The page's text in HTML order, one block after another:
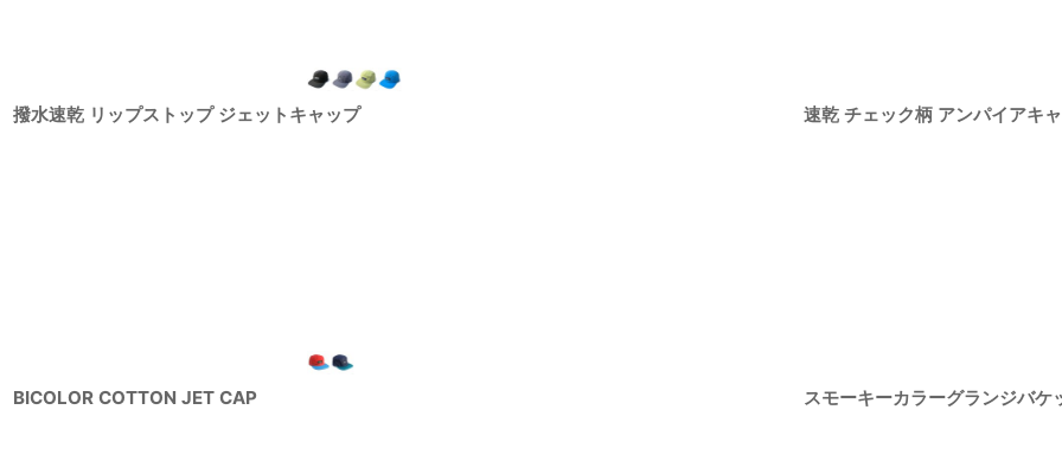
撥水速乾 リップストップ ジェットキャップ 速乾 チェック柄 アンパイアキ
BICOLOR COTTON JET CAP スモーキーカラーグランジバケ